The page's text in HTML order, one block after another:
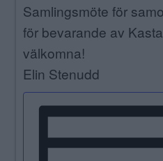
Samlingsmöte för
för bevarande av
välkomna!
Elin Stenudd